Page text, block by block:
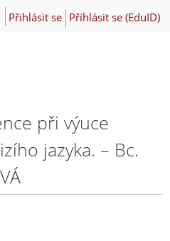
Přihlásit se Přihlásit se (EduID)
při výuce
jazyka. – Bc.